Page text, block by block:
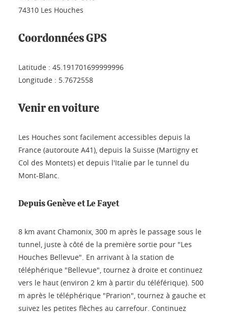
74310 Les Houches
Coordonnées GPS
Latitude : 45.191701699999996
Longitude : 5.7672558
Venir en voiture
Les Houches sont facilement accessibles depuis la
France (autoroute A41), depuis la Suisse (Martigny et
Col des Montets) et depuis l'Italie par le tunnel du
Mont-Blanc.
Depuis Genève et Le Fayet
8 km avant Chamonix, 300 m après le passage sous le
tunnel, juste à côté de la première sortie pour "Les
Houches Bellevue". En arrivant à la station de
téléphérique "Bellevue", tournez à droite et continuez
vers le haut (environ 2 km à partir du téléférique). 500
m après le téléphérique "Prarion", tournez à gauche et
suivez les petites flèches au carrefour. Continuez